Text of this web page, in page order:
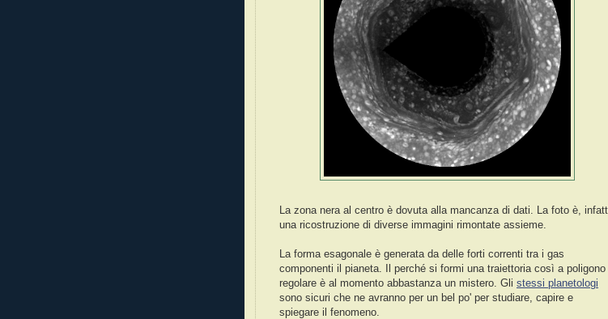
La zona nera al centro è dovuta alla mancanza di dati. La foto è,
una ricostruzione di diverse immagini rimontate assieme.
La forma esagonale è generata da delle forti correnti tra i gas
componenti il pianeta. Il perché si formi una traiettoria così a poligono
regolare è al momento abbastanza un mistero. Gli stessi planetologi
sono sicuri che ne avranno per un bel po' per studiare, capire e
spiegare il fenomeno.